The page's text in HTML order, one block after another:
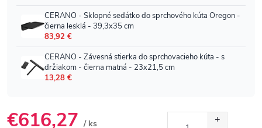
€616,27 / ks